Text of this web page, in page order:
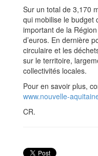
Sur un total de 3,170
qui mobilise le budget
important de la
d’euros. En dernière
circulaire et les
sur le territoire,
collectivités locales.
Pour en savoir plus,
www.nouvelle-
CR.